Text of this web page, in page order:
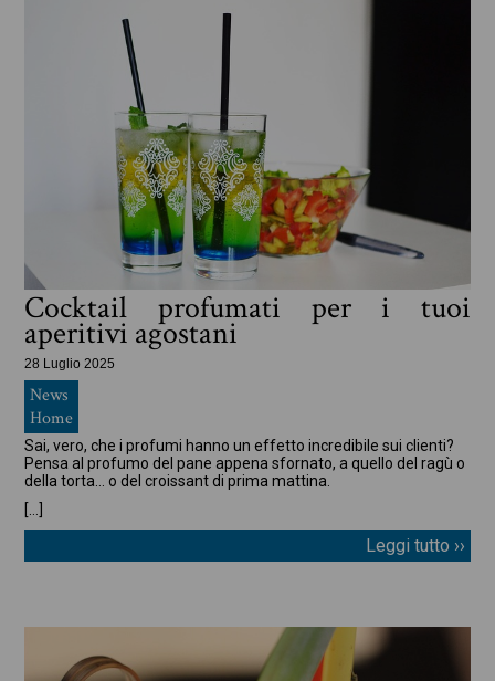
Cocktail profumati per i tuoi
aperitivi agostani
28 Luglio 2025
News
Home
Sai, vero, che i profumi hanno un effetto incredibile sui clienti?
Pensa al profumo del pane appena sfornato, a quello del ragù o
della torta… o del croissant di prima mattina.
[…]
Leggi tutto ››